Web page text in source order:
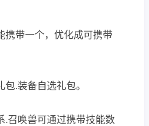
携带一个，优化成可携带
.装备自选礼包。
.召唤兽可通过携带技能数